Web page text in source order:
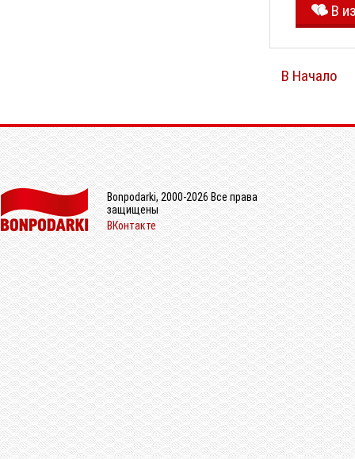
В
В Начало
Bonpodarki, 2000-2026 Все права
защищены
ВКонтакте